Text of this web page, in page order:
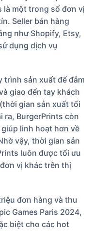
là một trong số đơn vị
Seller bán hàng
như Shopify, Etsy,
dụng dịch vụ
trình sản xuất để đảm
giao đến tay khách
gian sản xuất tối
ra, BurgerPrints còn
linh hoạt hơn về
vậy, thời gian sản
luôn được tối ưu
vị khác trên thị
đơn hàng và thu
Games Paris 2024,
biệt cho các hot